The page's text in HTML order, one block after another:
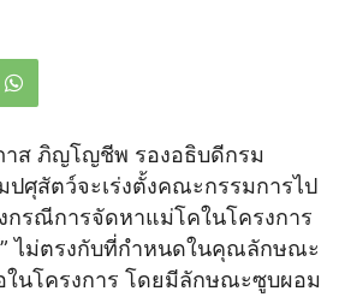
ส ภิญโญชีพ รองอธิบดีกรม
ปศุสัตว์จะเร่งตั้งคณะกรรมการไป
กรณีการจัดหาแม่โคในโครงการ
ไม่ตรงกับที่กำหนดในคุณลักษณะ
ในโครงการ โดยมีลักษณะซูบผอม